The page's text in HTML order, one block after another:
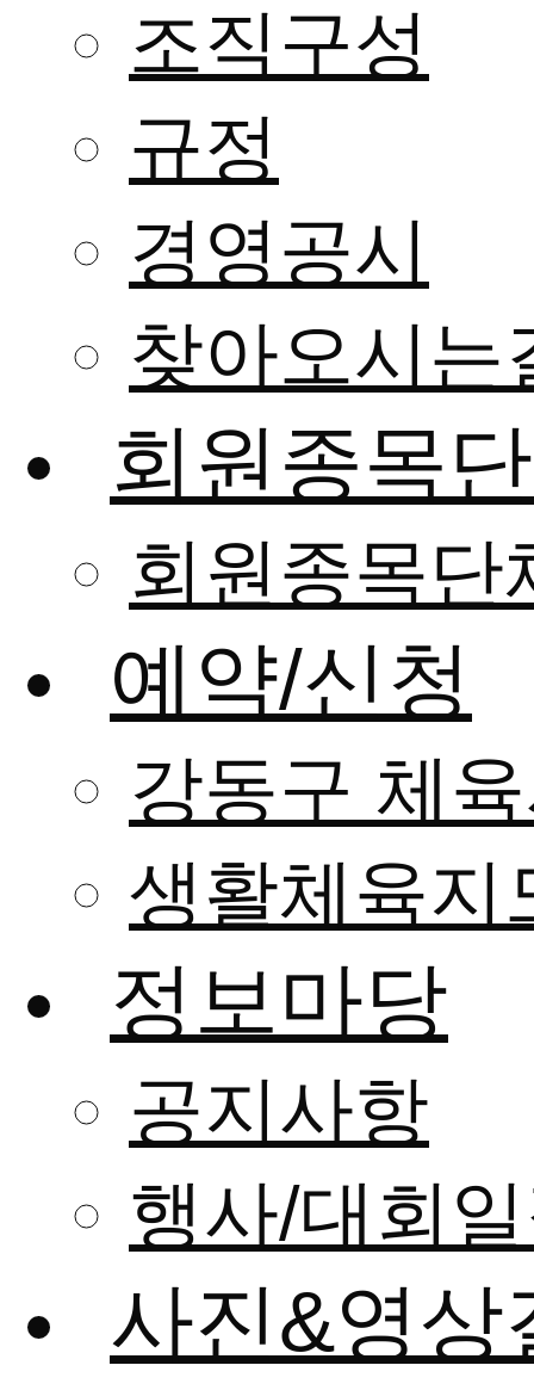
조직구성
규정
경영공시
찾아오시는
회원종목
회원종목단
예약/신청
강동구 체
생활체육지
정보마당
공지사항
행사/대회
사진&영상